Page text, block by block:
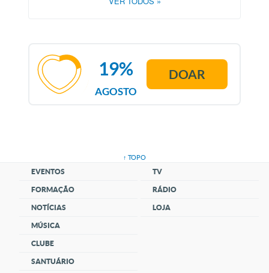
AGOSTO
19% DOAR
↑ TOPO
EVENTOS
FORMAÇÃO
NOTÍCIAS
MÚSICA
CLUBE
SANTUÁRIO
TV
RÁDIO
LOJA